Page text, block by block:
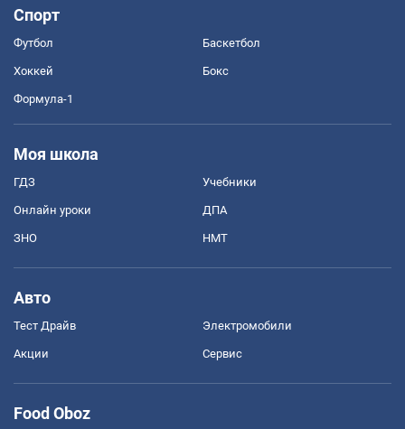
Спорт
Футбол Баскетбол
Хоккей Бокс
Формула-1
Моя школа
ГДЗ Учебники
Онлайн уроки ДПА
ЗНО НМТ
Авто
Тест Драйв Электромобили
Акции Сервис
Food Oboz